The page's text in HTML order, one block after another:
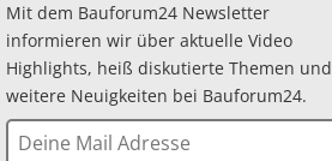
Mit dem Bauforum24 Newsletter
informieren wir über aktuelle Video
Highlights, heiß diskutierte Themen und
weitere Neuigkeiten bei Bauforum24.